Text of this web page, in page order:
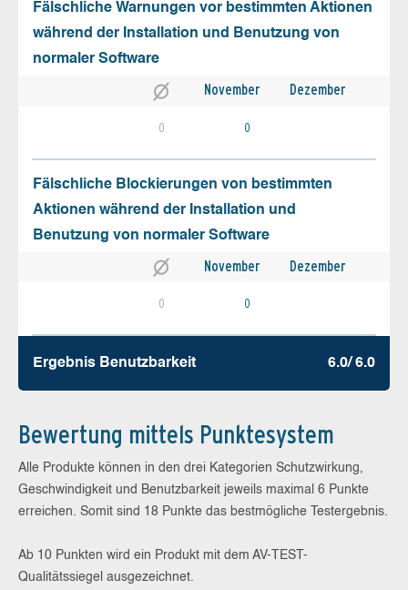
Fälschliche Warnungen vor bestimmten Aktionen
während der Installation und Benutzung von
normaler Software
November Dezember
0 0
Fälschliche Blockierungen von bestimmten
Aktionen während der Installation und
Benutzung von normaler Software
November Dezember
0 0
Ergebnis Benutz­barkeit 6.0/ 6.0
Bewertung mittels Punktesystem
Alle Produkte können in den drei Kategorien Schutzwirkung,
Geschwindigkeit und Benutzbarkeit jeweils maximal 6 Punkte
erreichen. Somit sind 18 Punkte das bestmögliche Testergebnis.
Ab 10 Punkten wird ein Produkt mit dem AV-TEST-
Qualitätssiegel ausgezeichnet.